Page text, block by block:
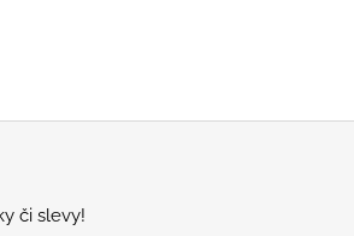
či slevy!